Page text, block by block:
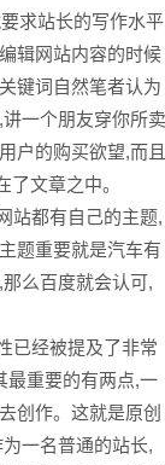
求站长的写作水平
辑网站内容的时候
键词自然笔者认为
一个朋友穿你所卖
户的购买欲望,而且
文章之中。
站都有自己的主题,
题重要就是汽车有
么百度就会认可,
已经被提及了非常
最重要的有两点,一
创作。这就是原创
一名普通的站长,